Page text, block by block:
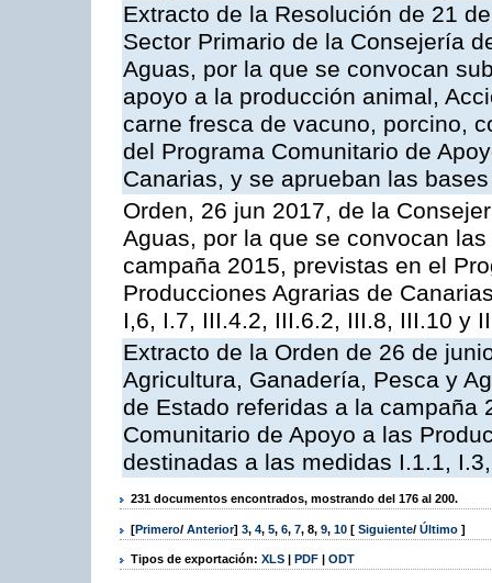
Extracto de la Resolución de 21
Sector Primario de la Consejería
Aguas, por la que se convocan
apoyo a la producción animal,
carne fresca de vacuno, porcino,
del Programa Comunitario de
Canarias, y se aprueban las
Orden, 26 jun 2017, de la
Aguas, por la que se convocan
campaña 2015, previstas en el
Producciones Agrarias de
I,6, I.7, III.4.2, III.6.2, III.8, III.10 y
Extracto de la Orden de 26 de
Agricultura, Ganadería, Pesca y
de Estado referidas a la campaña
Comunitario de Apoyo a las
destinadas a las medidas I.1.1,
231 documentos encontrados, mostrando del 176 al 200.
[Primero/ Anterior] 3, 4, 5, 6, 7, 8, 9, 10 [ Siguiente/ Último ]
Tipos de exportación: XLS | PDF | ODT